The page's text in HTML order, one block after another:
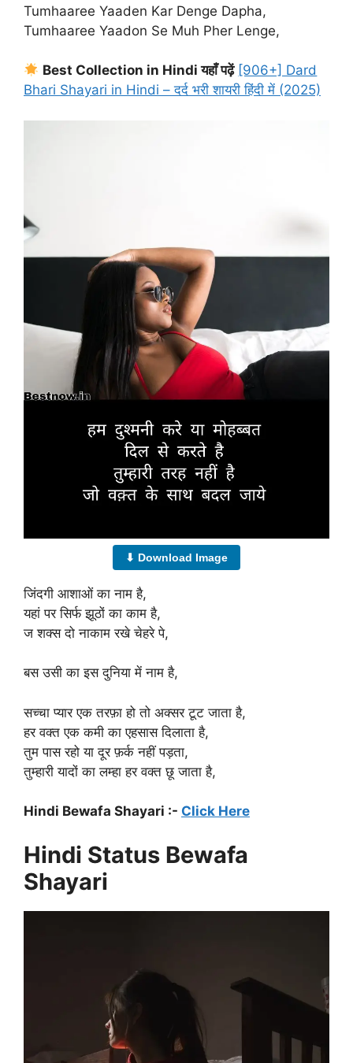
Tumhaaree Yaaden Kar Denge Dapha,
Tumhaaree Yaadon Se Muh Pher Lenge,
Best Collection in Hindi यहाँ पढ़ें [906+] Dard
Bhari Shayari in Hindi – दर्द भरी शायरी हिंदी में (2025)
⬇ Download Image
जिंदगी आशाओं का नाम है,
यहां पर सिर्फ झूठों का काम है,
ज शक्स दो नाकाम रखे चेहरे पे,
बस उसी का इस दुनिया में नाम है,
सच्चा प्यार एक तरफ़ा हो तो अक्सर टूट जाता है,
हर वक्त एक कमी का एहसास दिलाता है,
तुम पास रहो या दूर फ़र्क नहीं पड़ता,
तुम्हारी यादों का लम्हा हर वक्त छू जाता है,
Hindi Bewafa Shayari :- Click Here
Hindi Status Bewafa
Shayari